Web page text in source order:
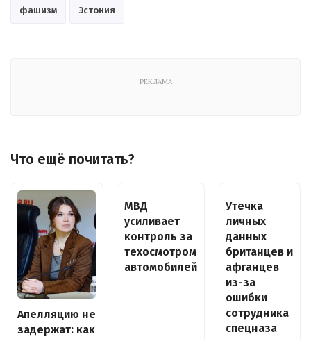
фашизм Эстония
РЕКЛАМА
Что ещё почитать?
Апелляцию не
задержат: как
МВД
усиливает
контроль за
техосмотром
автомобилей
Утечка
личных
данных
британцев и
афганцев
из-за
ошибки
сотрудника
спецназа